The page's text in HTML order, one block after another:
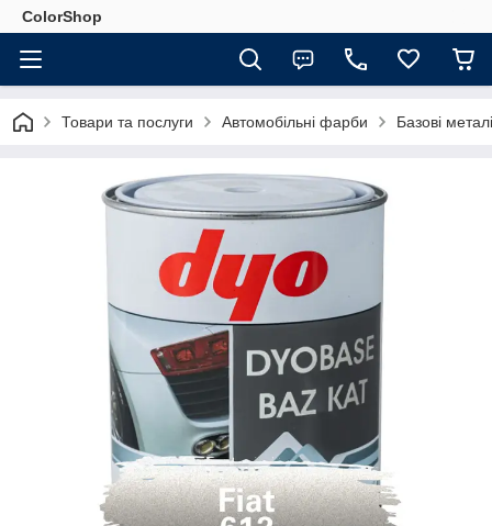
ColorShop
Товари та послуги Автомобільні фарби Базові